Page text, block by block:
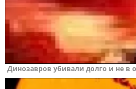
Динозавров убивали долго и не в